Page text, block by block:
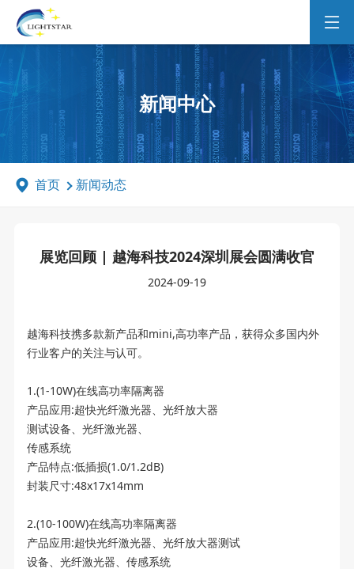
新闻中心
首页 新闻动态
展览回顾 | 越海科技2024深圳展会圆满收官
2024-09-19
越海科技携多款新产品和mini,高功率产品，获得众多国内外
行业客户的关注与认可。
1.(1-10W)在线高功率隔离器
产品应用:超快光纤激光器、光纤放大器
测试设备、光纤激光器、
传感系统
产品特点:低插损(1.0/1.2dB)
封装尺寸:48x17x14mm
2.(10-100W)在线高功率隔离器
产品应用:超快光纤激光器、光纤放大器测试
设备、光纤激光器、传感系统